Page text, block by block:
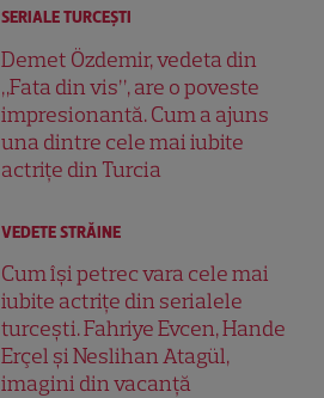
SERIALE TURCEŞTI
Demet Özdemir, vedeta din
„Fata din vis”, are o poveste
impresionantă. Cum a ajuns
una dintre cele mai iubite
actrițe din Turcia
VEDETE STRĂINE
Cum își petrec vara cele mai
iubite actrițe din serialele
turcești. Fahriye Evcen, Hande
Erçel și Neslihan Atagül,
imagini din vacanță